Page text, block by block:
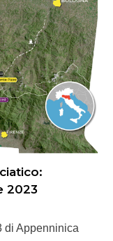
2023
di Appenninica